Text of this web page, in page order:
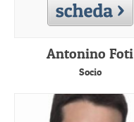
Antonino Foti
Socio